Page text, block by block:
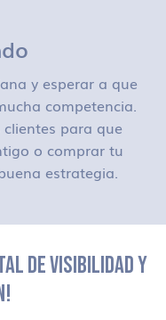
y esperar a que
competencia.
para que
o comprar tu
estrategia.
DE VISIBILIDAD Y